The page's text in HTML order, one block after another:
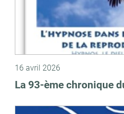
16 avril 2026
La 93-ème chronique